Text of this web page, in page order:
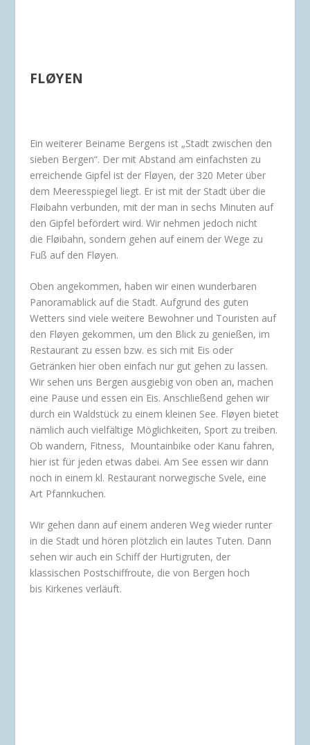
FLØYEN
Ein weiterer Beiname Bergens ist „Stadt zwischen den
sieben Bergen“. Der mit Abstand am einfachsten zu
erreichende Gipfel ist der Fløyen, der 320 Meter über
dem Meeresspiegel liegt. Er ist mit der Stadt über die
Fløibahn verbunden, mit der man in sechs Minuten auf
den Gipfel befördert wird. Wir nehmen jedoch nicht
die Fløibahn, sondern gehen auf einem der Wege zu
Fuß auf den Fløyen.
Oben angekommen, haben wir einen wunderbaren
Panoramablick auf die Stadt. Aufgrund des guten
Wetters sind viele weitere Bewohner und Touristen auf
den Fløyen gekommen, um den Blick zu genießen, im
Restaurant zu essen bzw. es sich mit Eis oder
Getränken hier oben einfach nur gut gehen zu lassen.
Wir sehen uns Bergen ausgiebig von oben an, machen
eine Pause und essen ein Eis. Anschließend gehen wir
durch ein Waldstück zu einem kleinen See. Fløyen bietet
nämlich auch vielfältige Möglichkeiten, Sport zu treiben.
Ob wandern, Fitness, Mountainbike oder Kanu fahren,
hier ist für jeden etwas dabei. Am See essen wir dann
noch in einem kl. Restaurant norwegische Svele, eine
Art Pfannkuchen.
Wir gehen dann auf einem anderen Weg wieder runter
in die Stadt und hören plötzlich ein lautes Tuten. Dann
sehen wir auch ein Schiff der Hurtigruten, der
klassischen Postschiffroute, die von Bergen hoch
bis Kirkenes verläuft.